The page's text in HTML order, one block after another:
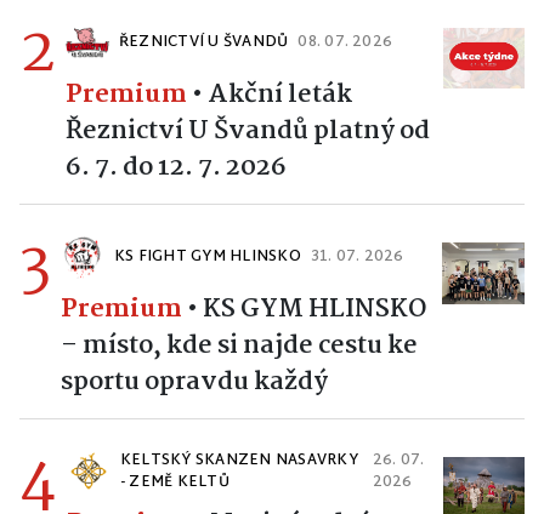
2 ŘEZNICTVÍ U ŠVANDŮ 08. 07. 2026
Premium • Akční leták
Řeznictví U Švandů platný od
6. 7. do 12. 7. 2026
3 KS FIGHT GYM HLINSKO 31. 07. 2026
Premium • KS GYM HLINSKO
– místo, kde si najde cestu ke
sportu opravdu každý
4
KELTSKÝ SKANZEN NASAVRKY
- ZEMĚ KELTŮ
26. 07.
2026